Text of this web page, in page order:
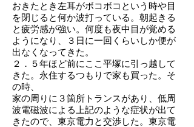
おきたとき左耳がボコボコという時や目
を閉じると何か波打っている。朝起きる
と疲労感が強い。何度も夜中目が覚める
ようになり、３日に一回くらいしか便が
出なくなってきた。
２．５年ほど前にここ平塚に引っ越して
きた。永住するつもりで家も買った。そ
の時、
家の周りに３箇所トランスがあり、低周
波電磁波による上記のような症状が出て
きたので、東京電力と交渉した。東京電